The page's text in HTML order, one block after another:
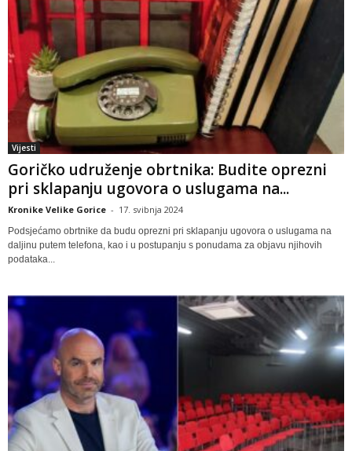
Vijesti
Goričko udruženje obrtnika: Budite oprezni
pri sklapanju ugovora o uslugama na...
Kronike Velike Gorice - 17. svibnja 2024
Podsjećamo obrtnike da budu oprezni pri sklapanju ugovora o uslugama na
daljinu putem telefona, kao i u postupanju s ponudama za objavu njihovih
podataka...